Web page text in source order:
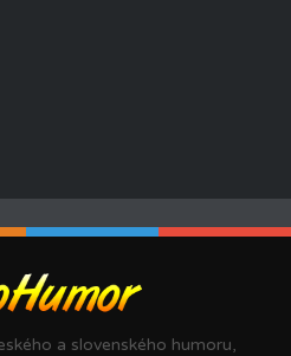
a slovenského humoru,